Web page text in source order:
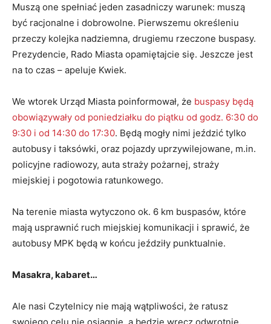
Muszą one spełniać jeden zasadniczy warunek: muszą
być racjonalne i dobrowolne. Pierwszemu określeniu
przeczy kolejka nadziemna, drugiemu rzeczone buspasy.
Prezydencie, Rado Miasta opamiętajcie się. Jeszcze jest
na to czas – apeluje Kwiek.
We wtorek Urząd Miasta poinformował, że buspasy będą
obowiązywały od poniedziałku do piątku od godz. 6:30 do
9:30 i od 14:30 do 17:30. Będą mogły nimi jeździć tylko
autobusy i taksówki, oraz pojazdy uprzywilejowane, m.in.
policyjne radiowozy, auta straży pożarnej, straży
miejskiej i pogotowia ratunkowego.
Na terenie miasta wytyczono ok. 6 km buspasów, które
mają usprawnić ruch miejskiej komunikacji i sprawić, że
autobusy MPK będą w końcu jeździły punktualnie.
Masakra, kabaret…
Ale nasi Czytelnicy nie mają wątpliwości, że ratusz